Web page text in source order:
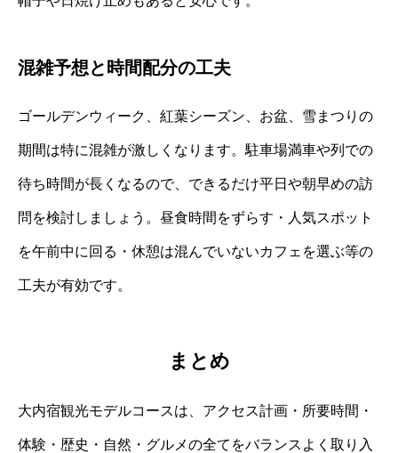
混雑予想と時間配分の工夫
ゴールデンウィーク、紅葉シーズン、お盆、雪まつりの
期間は特に混雑が激しくなります。駐車場満車や列での
待ち時間が長くなるので、できるだけ平日や朝早めの訪
問を検討しましょう。昼食時間をずらす・人気スポット
を午前中に回る・休憩は混んでいないカフェを選ぶ等の
工夫が有効です。
まとめ
大内宿観光モデルコースは、アクセス計画・所要時間・
体験・歴史・自然・グルメの全てをバランスよく取り入